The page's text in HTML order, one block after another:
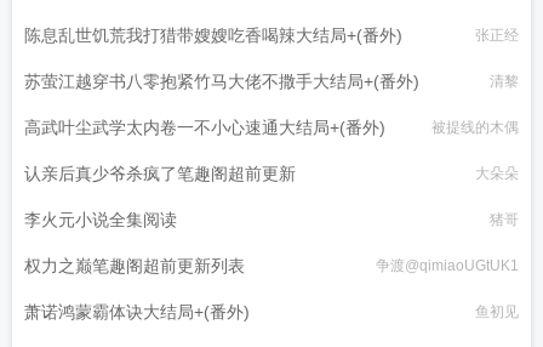
陈息乱世饥荒我打猎带嫂嫂吃香喝辣大结局+(番外) 张正经
苏萤江越穿书八零抱紧竹马大佬不撒手大结局+(番外) 清黎
高武叶尘武学太内卷一不小心速通大结局+(番外) 被提线的木偶
认亲后真少爷杀疯了笔趣阁超前更新 大朵朵
李火元小说全集阅读 猪哥
权力之巅笔趣阁超前更新列表 争渡@qimiaoUGtUK1
萧诺鸿蒙霸体诀大结局+(番外) 鱼初见